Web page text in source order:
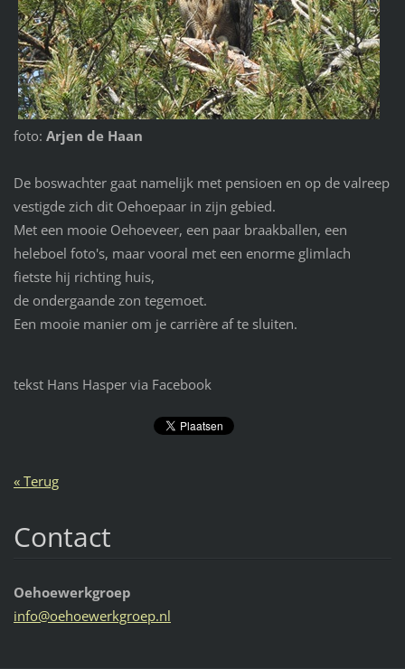
foto: Arjen de Haan
De boswachter gaat namelijk met pensioen en op de valreep
vestigde zich dit Oehoepaar in zijn gebied.
Met een mooie Oehoeveer, een paar braakballen, een
heleboel foto's, maar vooral met een enorme glimlach
fietste hij richting huis,
de ondergaande zon tegemoet.
Een mooie manier om je carrière af te sluiten.
tekst Hans Hasper via Facebook
« Terug
Contact
Oehoewerkgroep
info@oehoewerkgroep.nl